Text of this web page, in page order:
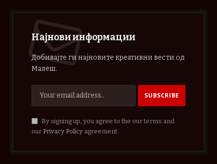
Најнови информации
Добивајте ги најновите креативни вести од
Малеш.
By signing up, you agree to the our terms and
our Privacy Policyagreement.